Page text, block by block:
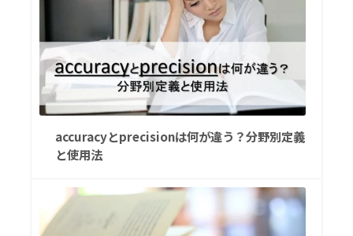
accuracyとprecisionは何が違う？分野別定義
と使用法